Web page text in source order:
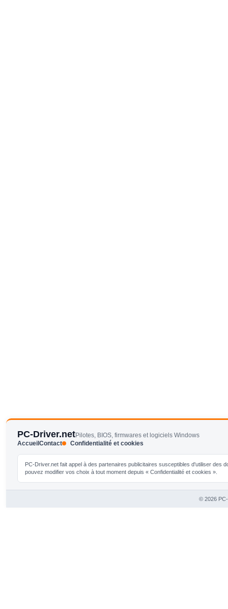
PC-Driver.netPilotes, BIOS, firmwares et logiciels Windows
AccueilContact Confidentialité et cookies
PC-Driver.net fait appel à des partenaires publicitaires susceptibles d'utiliser
pouvez modifier vos choix à tout moment depuis « Confidentialité et cookies ».
© 2026